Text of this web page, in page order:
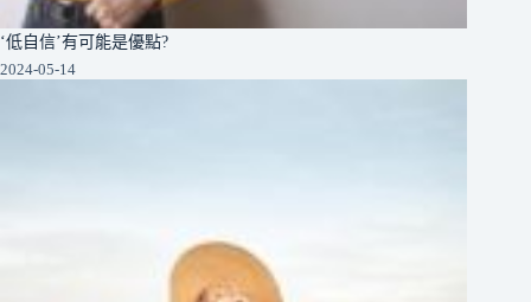
‘低自信’有可能是優點?
2024-05-14